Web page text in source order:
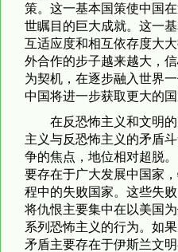
策。这一基本国策使中国
世瞩目的巨大成就。这一
互适应度和相互依存度大
外合作的步子越来越大，
为契机，在逐步融入世界
中国将进一步获取更大的国
在反恐怖主义和文明
主义与反恐怖主义的矛盾
争的焦点，地位相对超脱
要存在于广大发展中国家
程中的失败国家。这些失
将仇恨主要集中在以美国
系列恐怖主义的行为。如
矛盾主要存在于伊斯兰文